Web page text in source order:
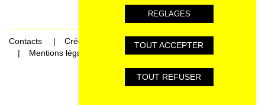
Contacts
Crédits
Mentions légales et données personnelles
REGLAGES
TOUT ACCEPTER
TOUT REFUSER